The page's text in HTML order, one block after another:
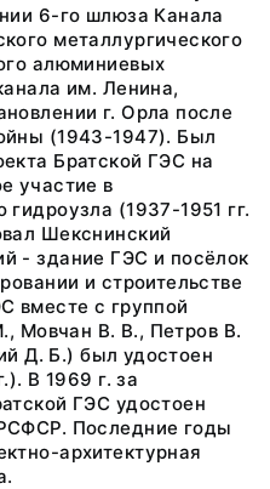
6-го шлюза Канала
металлургического
алюминиевых
им. Ленина,
г. Орла после
(1943-1947). Был
Братской ГЭС на
участие в
гидроузла (1937-1951 гг.
Шекснинский
- здание ГЭС и посёлок
и строительстве
вместе с группой
Мовчан В. В., Петров В.
Д. Б.) был удостоен
В 1969 г. за
ГЭС удостоен
Последние годы
архитектурная